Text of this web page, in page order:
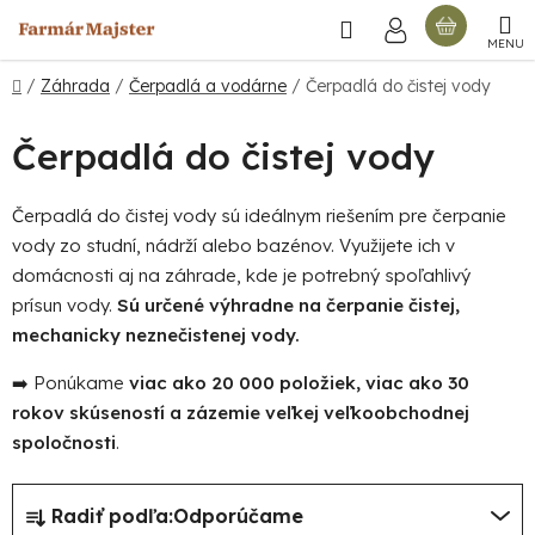
na
obsah
Hľadať
Domov
/ Záhrada / Čerpadlá a vodárne / Čerpadlá do čistej vody
Čerpadlá do čistej vody
Čerpadlá do čistej vody sú ideálnym riešením pre čerpanie
vody zo studní, nádrží alebo bazénov. Využijete ich v
domácnosti aj na záhrade, kde je potrebný spoľahlivý
prísun vody. Sú určené výhradne na čerpanie čistej,
mechanicky neznečistenej vody.
➡️ Ponúkame viac ako 20 000 položiek, viac ako 30
rokov skúseností a zázemie veľkej veľkoobchodnej
spoločnosti.
R
Radiť podľa:Odporúčame